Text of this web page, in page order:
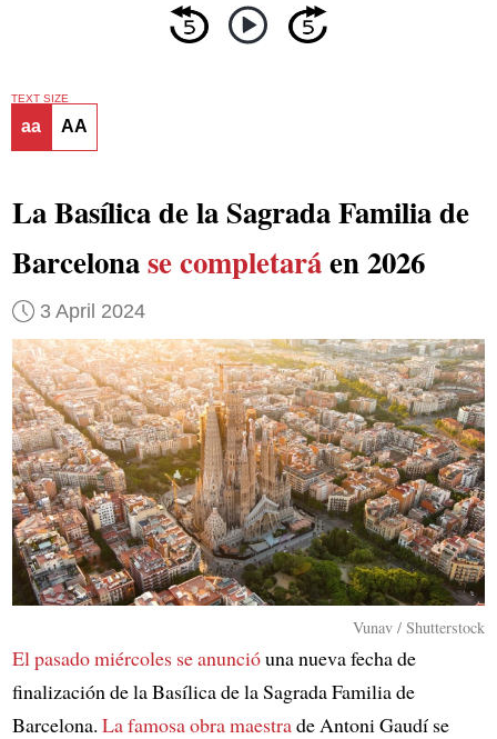
TEXT SIZE
aa AA
La Basílica de la Sagrada Familia de
Barcelonase completaráen 2026
3 April 2024
Vunav / Shutterstock
El pasado miércoles se anuncióuna nueva fecha de
finalización de la Basílica de la Sagrada Familia de
Barcelona. La famosa obra maestrade Antoni Gaudí se